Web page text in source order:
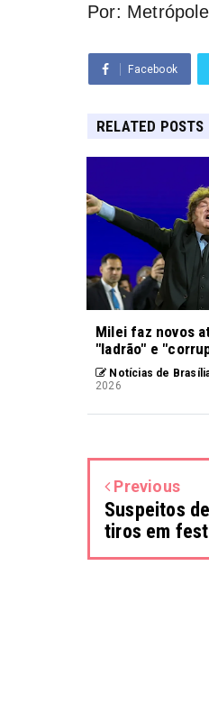
Por:
Facebook
RELATED POSTS
Milei faz novos
"ladrão" e
Notícias de
2026
Previous
Suspeitos
tiros em